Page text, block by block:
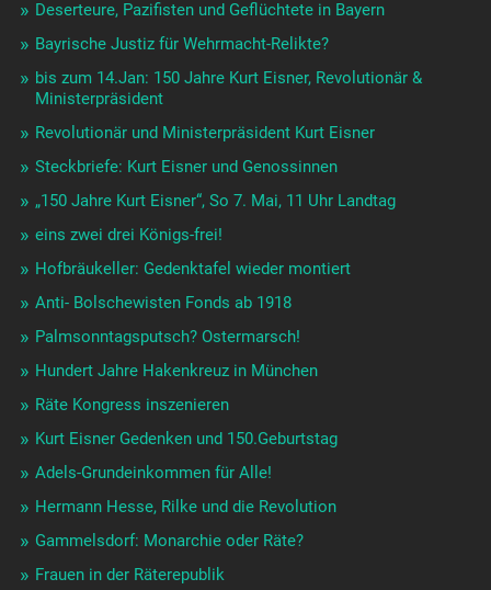
Deserteure, Pazifisten und Geflüchtete in Bayern
Bayrische Justiz für Wehrmacht-Relikte?
bis zum 14.Jan: 150 Jahre Kurt Eisner, Revolutionär &
Ministerpräsident
Revolutionär und Ministerpräsident Kurt Eisner
Steckbriefe: Kurt Eisner und Genossinnen
„150 Jahre Kurt Eisner“, So 7. Mai, 11 Uhr Landtag
eins zwei drei Königs-frei!
Hofbräukeller: Gedenktafel wieder montiert
Anti- Bolschewisten Fonds ab 1918
Palmsonntagsputsch? Ostermarsch!
Hundert Jahre Hakenkreuz in München
Räte Kongress inszenieren
Kurt Eisner Gedenken und 150.Geburtstag
Adels-Grundeinkommen für Alle!
Hermann Hesse, Rilke und die Revolution
Gammelsdorf: Monarchie oder Räte?
Frauen in der Räterepublik